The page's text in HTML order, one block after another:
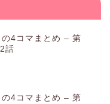
の4コマまとめ – 第
話
の4コマまとめ – 第